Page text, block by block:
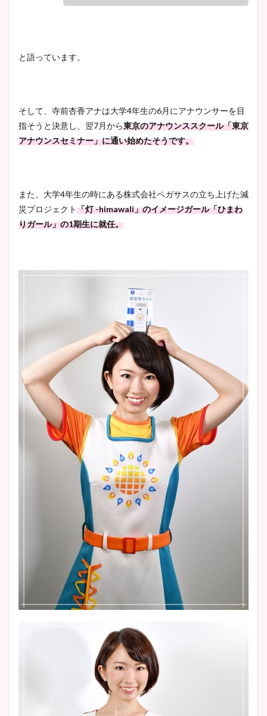
と語っています。
そして、寺前杏香アナは大学4年生の6月にアナウンサーを目
指そうと決意し、翌7月から東京のアナウンススクール「東京
アナウンスセミナー」に通い始めたそうです。
また、大学4年生の時にある株式会社ペガサスの立ち上げた減
災プロジェクト「灯 -himawali」のイメージガール「ひまわ
りガール」の1期生に就任。